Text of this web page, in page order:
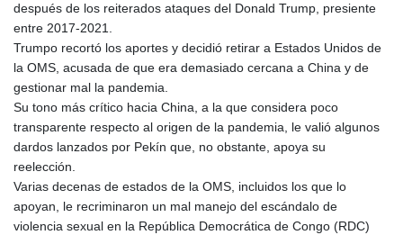
después de los reiterados ataques del Donald Trump, presiente
entre 2017-2021.
Trumpo recortó los aportes y decidió retirar a Estados Unidos de
la OMS, acusada de que era demasiado cercana a China y de
gestionar mal la pandemia.
Su tono más crítico hacia China, a la que considera poco
transparente respecto al origen de la pandemia, le valió algunos
dardos lanzados por Pekín que, no obstante, apoya su
reelección.
Varias decenas de estados de la OMS, incluidos los que lo
apoyan, le recriminaron un mal manejo del escándalo de
violencia sexual en la República Democrática de Congo (RDC)